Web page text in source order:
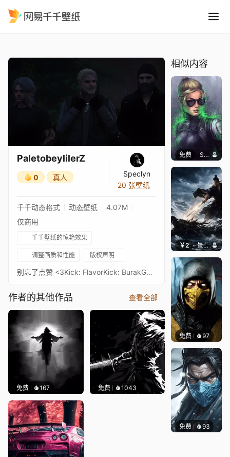
PaletobeylilerZ
0 真人
Speclyn
20 张壁纸
千千动态格式 动态壁纸
4.07M
仅商用
千千壁纸的惊艳效果
调整画质和性能 版权声明
别忘了点赞 <3Kick: FlavorKick: BurakGKick: Odisnos
作者的其他作品 查看全部
免费 167 免费 1043
相似内容
免费 SomethingEPIC
￥2 景毅6688
免费 97
免费 93 Niara